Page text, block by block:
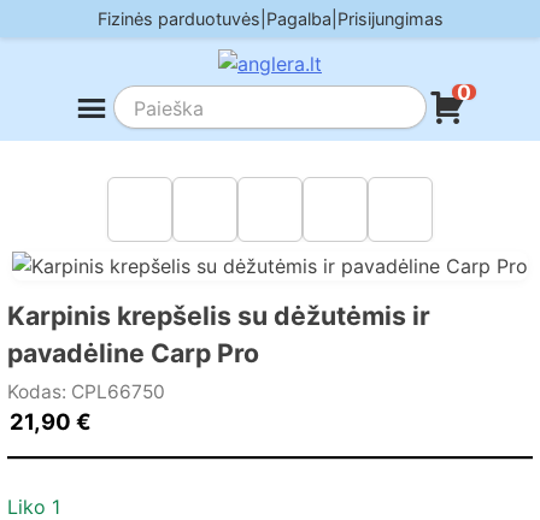
to
Fizinės parduotuvės Pagalba Prisijungimas
0
Karpinis krepšelis su dėžutėmis ir
pavadėline Сarp Pro
Kodas: CPL66750
21,90 €
Liko 1